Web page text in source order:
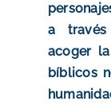
a
acoger
bíblicos